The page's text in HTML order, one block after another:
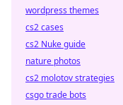
wordpress themes
cs2 cases
cs2 Nuke guide
nature photos
cs2 molotov strategies
csgo trade bots